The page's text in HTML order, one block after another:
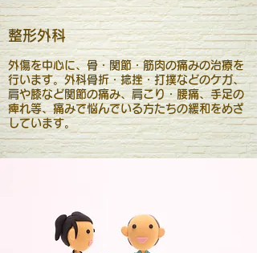
​整形外科
外傷を中心に、骨・関節・筋肉の痛みの治療を
行います。外科骨折・捻挫・打撲などのケガ、
肩や膝など関節の痛み、肩こり・腰痛、手足の
痺れ等、痛みで悩んでいる方たちの緩和をめざ
しています。